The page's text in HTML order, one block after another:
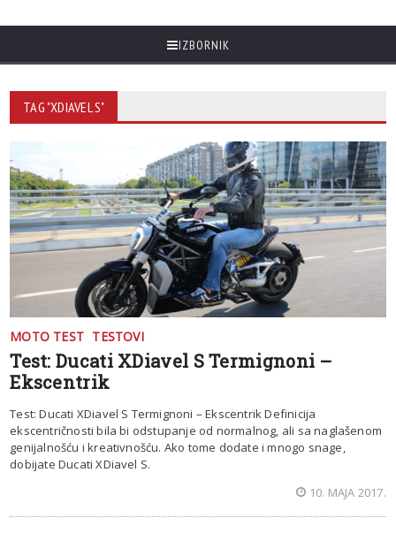
IZBORNIK
TAG "XDIAVEL S"
MOTO TEST TESTOVI
Test: Ducati XDiavel S Termignoni –
Ekscentrik
Test: Ducati XDiavel S Termignoni – Ekscentrik Definicija
ekscentričnosti bila bi odstupanje od normalnog, ali sa naglašenom
genijalnošću i kreativnošću. Ako tome dodate i mnogo snage,
dobijate Ducati XDiavel S.
10. MAJA 2017.